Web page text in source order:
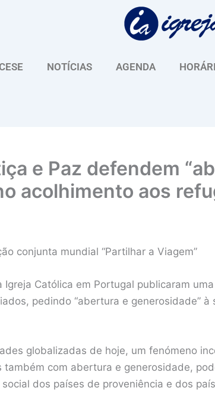
NOTÍCIAS AGENDA
e Paz defendem
acolhimento aos
conjunta mundial “Partilhar a Viagem”
Católica em Portugal publicaram
pedindo “abertura e generosidade” à
globalizadas de hoje, um fenómeno
também com abertura e generosidade,
dos países de proveniência e dos